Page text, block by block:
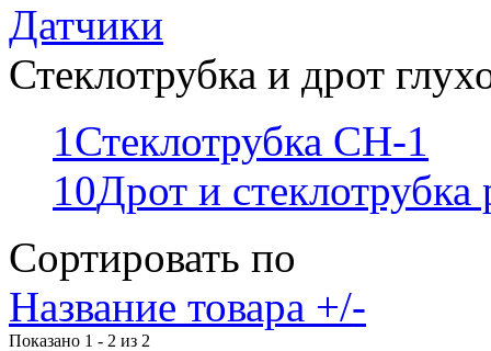
Датчики
Стеклотрубка и дрот
1Стеклотрубка СН-1
10Дрот и
Сортировать по
Название товара +/-
Показано 1 - 2 из 2